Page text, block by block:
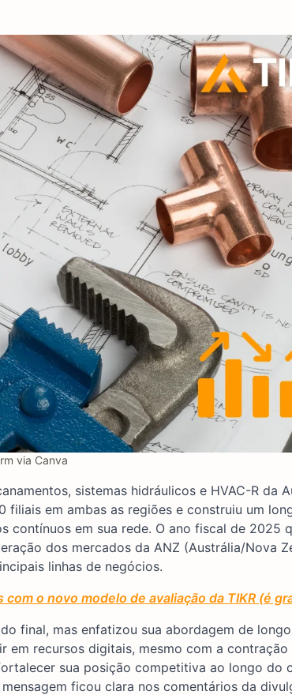
via Canva
sistemas hidráulicos e HVAC-R da
filiais em ambas as regiões e construiu um
contínuos em sua rede. O ano fiscal de 2025
dos mercados da ANZ (Austrália/Nova
linhas de negócios.
o novo modelo de avaliação da TIKR (é
final, mas enfatizou sua abordagem de
em recursos digitais, mesmo com a contração
sua posição competitiva ao longo do
ficou clara nos comentários da